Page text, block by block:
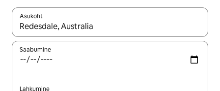
Asukoht
Kui tulemused on kuvatud, liigu ekraanil nooleklahvidega või
Saabumine
Lahkumine